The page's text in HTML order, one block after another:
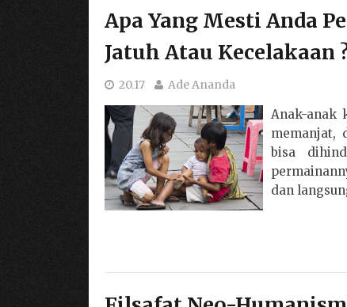
Apa Yang Mesti Anda
Jatuh Atau Kecelakaan
20.17 Ade Ananda
Anak-anak
memanjat,
bisa
dan